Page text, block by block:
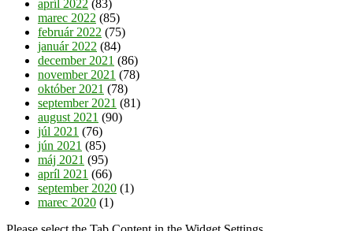
apríl 2022 (83)
marec 2022 (85)
február 2022 (75)
január 2022 (84)
december 2021 (86)
november 2021 (78)
október 2021 (78)
september 2021 (81)
august 2021 (90)
júl 2021 (76)
jún 2021 (85)
máj 2021 (95)
apríl 2021 (66)
september 2020 (1)
marec 2020 (1)